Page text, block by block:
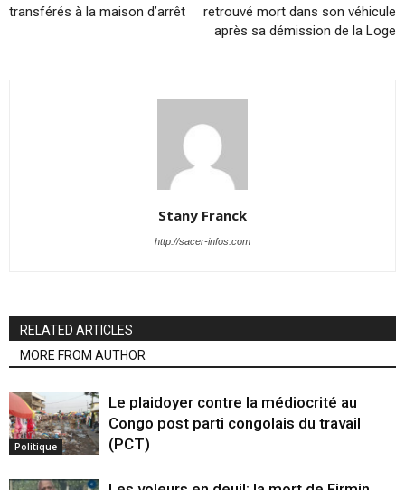
transférés à la maison d’arrêt
retrouvé mort dans son véhicule
après sa démission de la Loge
Stany Franck
http://sacer-infos.com
RELATED ARTICLES
MORE FROM AUTHOR
Politique
Le plaidoyer contre la médiocrité au
Congo post parti congolais du travail
(PCT)